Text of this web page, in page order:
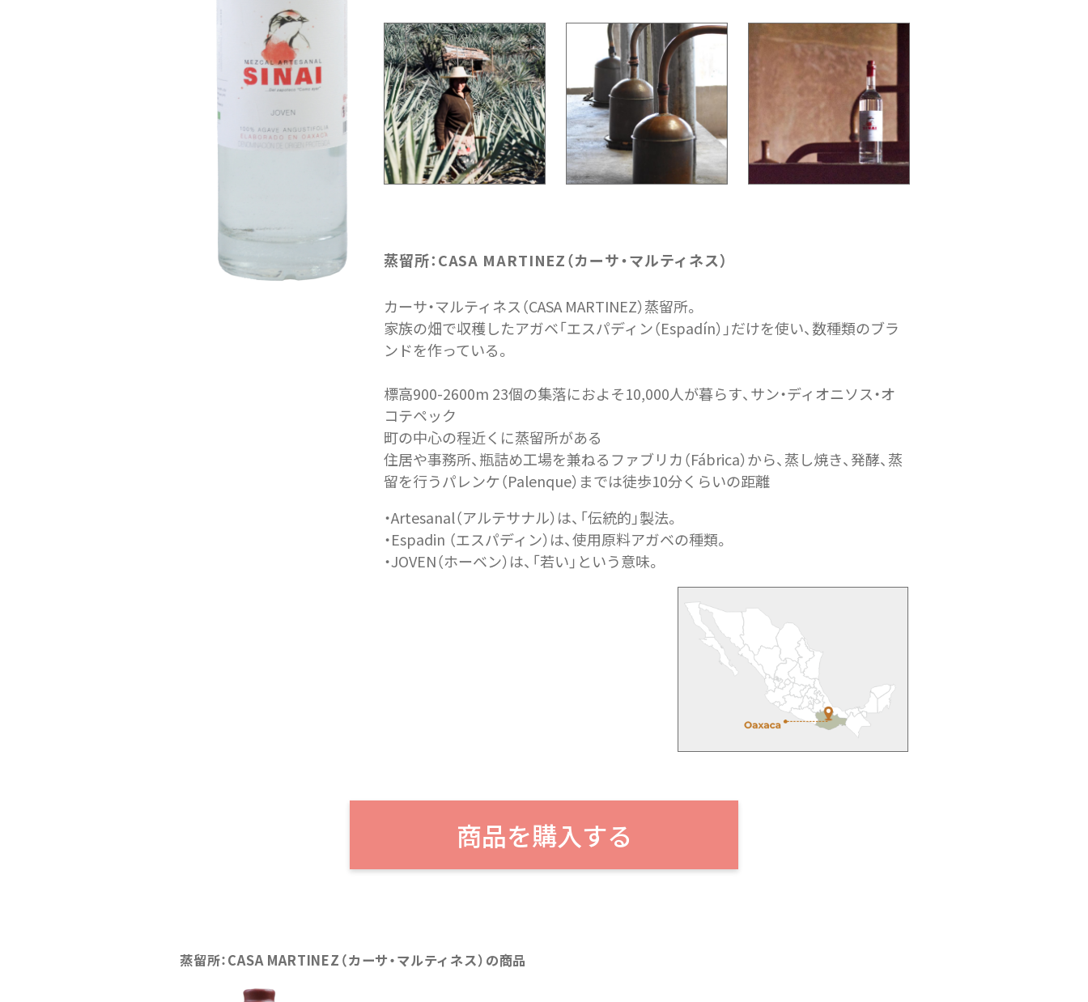
蒸留所：CASA MARTINEZ（カーサ・マルティネス）
カーサ・マルティネス（CASA MARTINEZ）蒸留所。
家族の畑で収穫したアガベ「エスパディン（Espadín）」だけを使い、数種類のブラ
ンドを作っている。
標高900-2600m 23個の集落におよそ10,000人が暮らす、サン・ディオニソス・オ
コテペック
町の中心の程近くに蒸留所がある
住居や事務所、瓶詰め工場を兼ねるファブリカ（Fábrica）から、蒸し焼き、発酵、蒸
留を行うパレンケ（Palenque）までは徒歩10分くらいの距離
・Artesanal（アルテサナル）は、「伝統的」製法。
・Espadin （エスパディン）は、使用原料アガベの種類。
・JOVEN（ホーベン）は、「若い」という意味。
商品を購入する
蒸留所：CASA MARTINEZ（カーサ・マルティネス）の商品